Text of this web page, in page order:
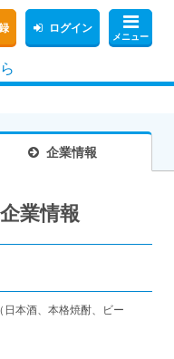
メニュー
ログイン
企業情報
業情報
本酒、本格焼酎、ビー